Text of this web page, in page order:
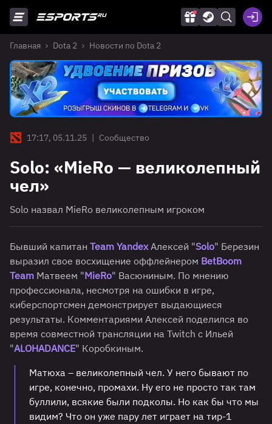
Главная Dota 2 Новости по Dota 2
17:17, 05.11.25 | Сообщество
Solо: «MieRo — великолепный
чел»
Solo назвал MieRo великолепным игроком
Бывший капитан Team YandexАлексей "Solo" Березин
выразил свое восхищение оффлейнером BetBoom
Team Матвеем "MieRo" Васюниным. По мнению
профессионала, несмотря на ошибки в игре,
киберспортсмен демонстрирует выдающиеся
результаты. Комментариями Алексей поделился во
время совместной трансляции на Twitch с Ильей
"ALOHADANCE" Коробкиным.
Матюха – великолепный чел. У него бывают по
игре, конечно, промахи. Ну его не просто так там
буллили, всякие были подколы. Но как бы что мы
видим? Что он уже пару лет играет на тир-1